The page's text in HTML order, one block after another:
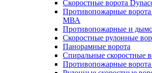
Скоростные ворота
Противопожарные ворота
МВА
Противопожарные и
Скоростные рулонные
Панорамные ворота
Спиральные скоростные
Противопожарные